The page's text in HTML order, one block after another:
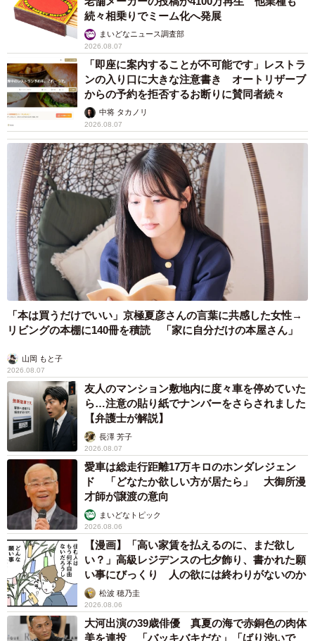
続々相乗りでミーム化へ発展
まいどなニュース調査部
2026.08.07
「即座に案内することが不可能です」レストラ
ンの入り口に大きな注意書き オートリザーブ
からの予約を拒否するお断りに賛同者続々
中将 タカノリ
2026.08.07
「本は買うだけでいい」京極夏彦さんの言葉に共感した女性→
リビングの本棚に140冊を積読 「家に自分だけの本屋さん」
山岡 もと子
2026.08.07
友人のマンション敷地内に度々車を停めていた
ら…注意の貼り紙でナンバーをさらされました
【弁護士が解説】
長澤 芳子
2026.08.07
愛車は総走行距離17万キロのホンダレジェン
ド 「どなたか欲しい方が居たら」 大御所漫
才師が譲渡の意向
まいどなトピック
2026.08.06
【漫画】「高い家賃を払えるのに、まだ欲し
い？」高級レジデンスの七夕飾り、書かれた願
い事にびっくり 人の欲には終わりがないのか
松波 穂乃圭
2026.08.06
大河出演の39歳俳優 真夏の海で赤銅色の肉体
美を連投 「バッキバキだな」「ばり渋いで